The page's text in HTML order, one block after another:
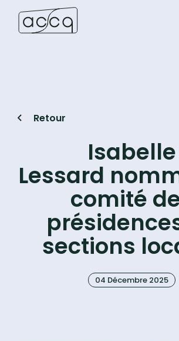
Retour
Isabelle
Lessard
comité
sections
04 Décembre 2025